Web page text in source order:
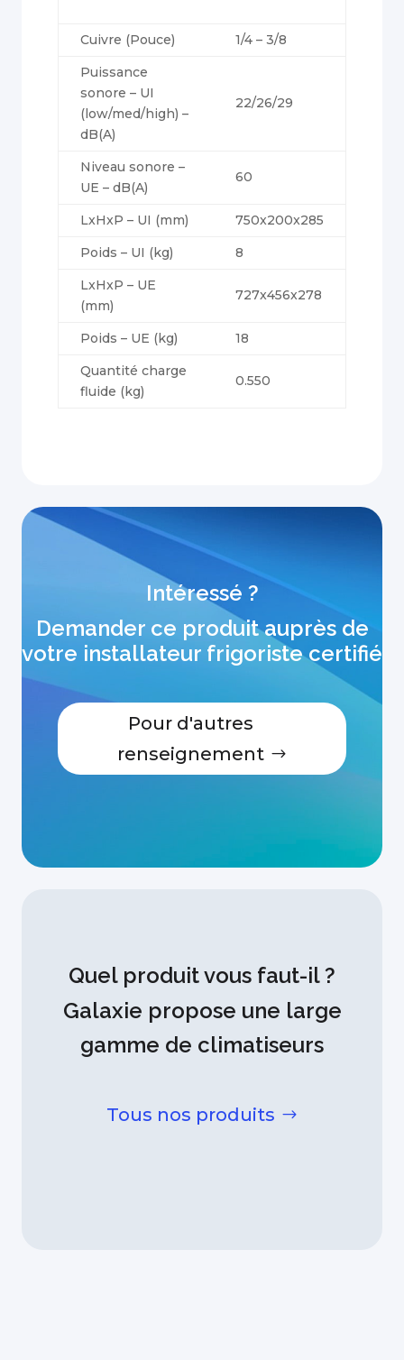
Cuivre (Pouce)
1/4 – 3/8
Puissance
sonore – UI
(low/med/high) –
dB(A)
22/26/29
Niveau sonore –
UE – dB(A)
60
LxHxP – UI (mm)
750x200x285
Poids – UI (kg)
8
LxHxP – UE
(mm)
727x456x278
Poids – UE (kg)
18
Quantité charge
fluide (kg)
0.550
Intéressé ?
Demander ce produit auprès de
votre installateur frigoriste certifié
Pour d'autres
renseignement
Quel produit vous faut-il ?
Galaxie propose une large
gamme de climatiseurs
Tous nos produits